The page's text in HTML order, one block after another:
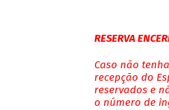
RESERVA
Caso não
recepção do
reservados e
o número de